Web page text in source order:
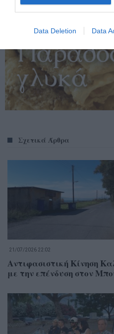
Data Deletion Data
Σχετικά Άρθρα
21/07/2026 22:02
Αντιφασιστική Κίνηση
με την επένδυση στον